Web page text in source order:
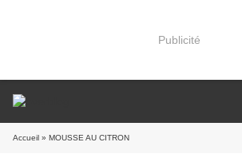
Publicité
Accueil » MOUSSE AU CITRON